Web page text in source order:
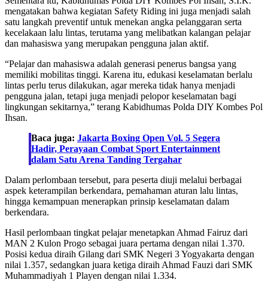
mengatakan bahwa kegiatan Safety Riding ini juga menjadi salah
satu langkah preventif untuk menekan angka pelanggaran serta
kecelakaan lalu lintas, terutama yang melibatkan kalangan pelajar
dan mahasiswa yang merupakan pengguna jalan aktif.
“Pelajar dan mahasiswa adalah generasi penerus bangsa yang
memiliki mobilitas tinggi. Karena itu, edukasi keselamatan berlalu
lintas perlu terus dilakukan, agar mereka tidak hanya menjadi
pengguna jalan, tetapi juga menjadi pelopor keselamatan bagi
lingkungan sekitarnya,” terang Kabidhumas Polda DIY Kombes Pol
Ihsan.
Baca juga: Jakarta Boxing Open Vol. 5 Segera
Hadir, Perayaan Combat Sport Entertainment
dalam Satu Arena Tanding Tergahar
Dalam perlombaan tersebut, para peserta diuji melalui berbagai
aspek keterampilan berkendara, pemahaman aturan lalu lintas,
hingga kemampuan menerapkan prinsip keselamatan dalam
berkendara.
Hasil perlombaan tingkat pelajar menetapkan Ahmad Fairuz dari
MAN 2 Kulon Progo sebagai juara pertama dengan nilai 1.370.
Posisi kedua diraih Gilang dari SMK Negeri 3 Yogyakarta dengan
nilai 1.357, sedangkan juara ketiga diraih Ahmad Fauzi dari SMK
Muhammadiyah 1 Playen dengan nilai 1.334.